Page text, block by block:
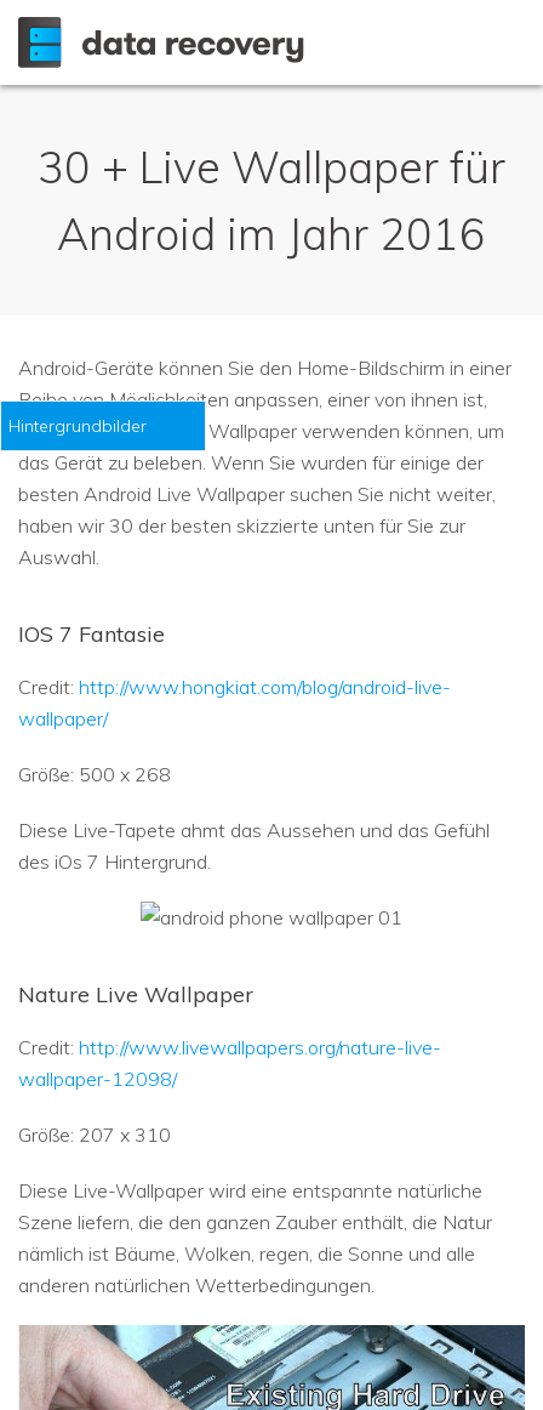
30 + Live Wallpaper für
Android im Jahr 2016
Android-Geräte können Sie den Home-Bildschirm in einer
Reihe von Möglichkeiten anpassen, einer von ihnen ist,
dass Sie Live Android Wallpaper verwenden können, um
das Gerät zu beleben. Wenn Sie wurden für einige der
besten Android Live Wallpaper suchen Sie nicht weiter,
haben wir 30 der besten skizzierte unten für Sie zur
Auswahl.
IOS 7 Fantasie
Credit: http://www.hongkiat.com/blog/android-live-
wallpaper/
Größe: 500 x 268
Diese Live-Tapete ahmt das Aussehen und das Gefühl
des iOs 7 Hintergrund.
Nature Live Wallpaper
Credit: http://www.livewallpapers.org/nature-live-
wallpaper-12098/
Größe: 207 x 310
Diese Live-Wallpaper wird eine entspannte natürliche
Szene liefern, die den ganzen Zauber enthält, die Natur
nämlich ist Bäume, Wolken, regen, die Sonne und alle
anderen natürlichen Wetterbedingungen.
Hintergrundbilder